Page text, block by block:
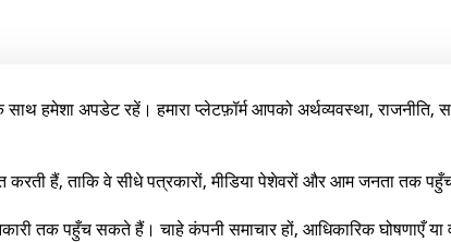
हमेशा अपडेट रहें। हमारा प्लेटफ़ॉर्म आपको अर्थव्यवस्था,
हैं, ताकि वे सीधे पत्रकारों, मीडिया पेशेवरों और आम जनता तक
तक पहुँच सकते हैं। चाहे कंपनी समाचार हों, आधिकारिक घोषणाएँ